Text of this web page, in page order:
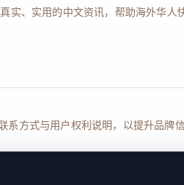
实、实用的中文资讯，帮助海外华人
系方式与用户权利说明，以提升品牌